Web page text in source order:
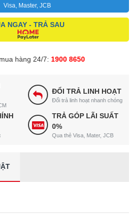
Visa, Master, JCB
NGAY - TRẢ SAU
hàng 24/7: 1900 8650
ĐỔI TRẢ LINH HOẠT
Đổi trả linh hoạt nhanh chóng
TRẢ GÓP LÃI SUẤT
0%
Qua thẻ Visa, Mater, JCB